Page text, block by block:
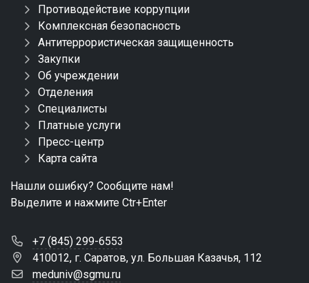
Противодействие коррупции
Комплексная безопасность
Антитеррористическая защищенность
Закупки
Об учреждении
Отделения
Специалисты
Платные услуги
Пресс-центр
Карта сайта
Нашли ошибку? Сообщите нам!
Выделите и нажмите Ctr+Enter
+7 (845) 299-6553
410012, г. Саратов, ул. Большая Казачья, 112
meduniv@sgmu.ru